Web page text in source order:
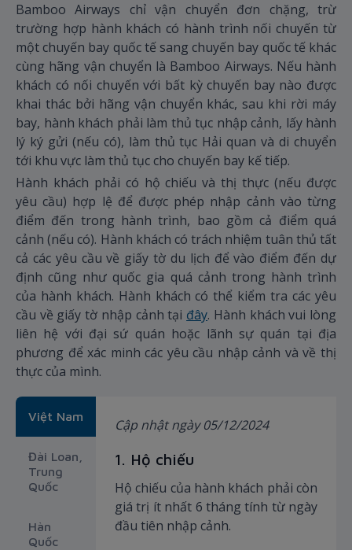
Bamboo Airways chỉ vận chuyển đơn chặng, trừ
trường hợp hành khách có hành trình nối chuyến từ
một chuyến bay quốc tế sang chuyến bay quốc tế khác
cùng hãng vận chuyển là Bamboo Airways. Nếu hành
khách có nối chuyến với bất kỳ chuyến bay nào được
khai thác bởi hãng vận chuyển khác, sau khi rời máy
bay, hành khách phải làm thủ tục nhập cảnh, lấy hành
lý ký gửi (nếu có), làm thủ tục Hải quan và di chuyển
tới khu vực làm thủ tục cho chuyến bay kế tiếp.
Hành khách phải có hộ chiếu và thị thực (nếu được
yêu cầu) hợp lệ để được phép nhập cảnh vào từng
điểm đến trong hành trình, bao gồm cả điểm quá
cảnh (nếu có). Hành khách có trách nhiệm tuân thủ tất
cả các yêu cầu về giấy tờ du lịch để vào điểm đến dự
định cũng như quốc gia quá cảnh trong hành trình
của hành khách. Hành khách có thể kiểm tra các yêu
cầu về giấy tờ nhập cảnh tại đây. Hành khách vui lòng
liên hệ với đại sứ quán hoặc lãnh sự quán tại địa
phương để xác minh các yêu cầu nhập cảnh và về thị
thực của mình.
Việt Nam
Đài Loan,
Trung
Quốc
Hàn
Quốc
Cập nhật ngày 05/12/2024
1. Hộ chiếu
Hộ chiếu của hành khách phải còn
giá trị ít nhất 6 tháng tính từ ngày
đầu tiên nhập cảnh.